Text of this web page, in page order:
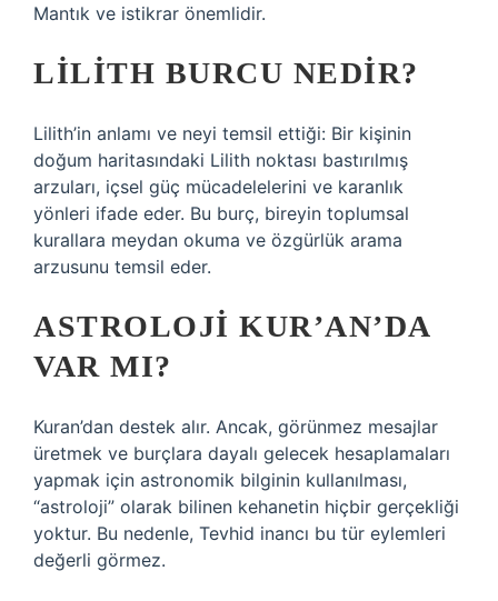
Mantık ve istikrar önemlidir.
LILITH BURCU NEDIR?
Lilith’in anlamı ve neyi temsil ettiği: Bir kişinin
doğum haritasındaki Lilith noktası bastırılmış
arzuları, içsel güç mücadelelerini ve karanlık
yönleri ifade eder. Bu burç, bireyin toplumsal
kurallara meydan okuma ve özgürlük arama
arzusunu temsil eder.
ASTROLOJI KUR’AN’DA
VAR MI?
Kuran’dan destek alır. Ancak, görünmez mesajlar
üretmek ve burçlara dayalı gelecek hesaplamaları
yapmak için astronomik bilginin kullanılması,
“astroloji” olarak bilinen kehanetin hiçbir gerçekliği
yoktur. Bu nedenle, Tevhid inancı bu tür eylemleri
değerli görmez.